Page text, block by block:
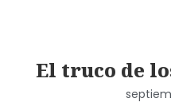
El truco de